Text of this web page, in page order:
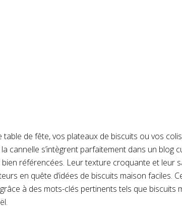
de fête, vos plateaux de biscuits ou vos
cannelle s’intègrent parfaitement dans un blog
référencées. Leur texture croquante et leur
en quête d’idées de biscuits maison faciles.
à des mots-clés pertinents tels que biscuits